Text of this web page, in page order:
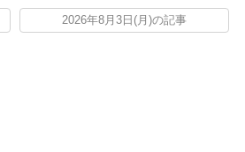
2026年8月3日(月)の記事